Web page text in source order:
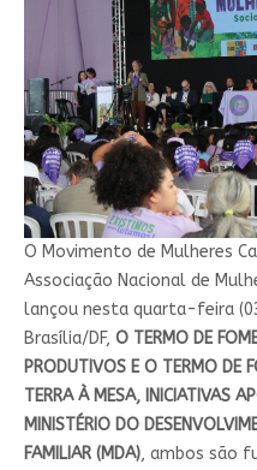
O Movimento de Mulheres
Associação Nacional de
lançou nesta quarta-feira
Brasília/DF, O TERMO DE
PRODUTIVOS E O TERMO
TERRA À MESA, INICIATIVAS
MINISTÉRIO DO
FAMILIAR (MDA), ambos são